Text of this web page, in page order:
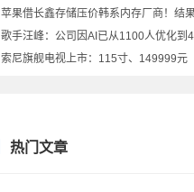
索尼旗舰电视上市：115寸、149999元
SpaceX火箭残骸7倍音速撞月球 对比图
苹果借长鑫存储压价韩系内存厂商！结果
热门文章